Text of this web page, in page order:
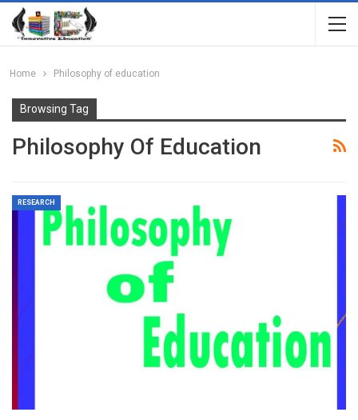
Home Philosophy of education
Browsing Tag
Philosophy Of Education
RESEARCH